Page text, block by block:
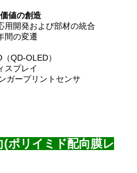
値の創造
発および部材の統合
変遷
OLED）
プレイ
ープリントセンサ
ポリイミド配向膜レ